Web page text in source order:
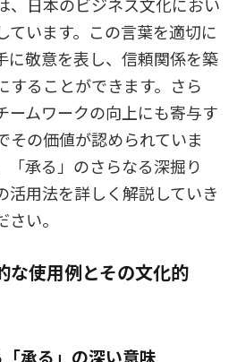
ています。この言葉を適切に
に敬意を表し、信頼関係を築
することができます。さら
ームワークの向上にも寄与す
その価値が認められていま
「承る」のさらなる深掘り
活用法を詳しく解説していき
い。
な使用例とその文化的
承る」の深い意味